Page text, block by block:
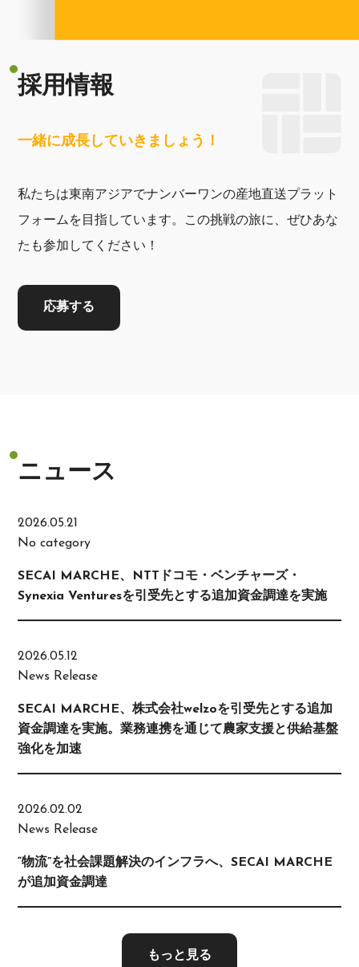
採用情報
一緒に成長していきましょう！
私たちは東南アジアでナンバーワンの産地直送プラット
フォームを目指しています。この挑戦の旅に、ぜひあな
たも参加してください！
応募する
ニュース
2026.05.21
No category
SECAI MARCHE、NTTドコモ・ベンチャーズ・
Synexia Venturesを引受先とする追加資金調達を実施
2026.05.12
News Release
SECAI MARCHE、株式会社welzoを引受先とする追加
資金調達を実施。業務連携を通じて農家支援と供給基盤
強化を加速
2026.02.02
News Release
“物流”を社会課題解決のインフラへ、SECAI MARCHE
が追加資金調達
もっと見る